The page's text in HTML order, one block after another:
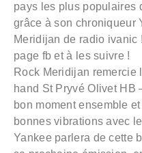
pays les plus populaires
grâce à son chroniqueur
Meridijan de radio ivanic
page fb et à les suivre !
Rock Meridijan remercie
hand St Pryvé Olivet HB
bon moment ensemble
bonnes vibrations avec
Yankee parlera de cette